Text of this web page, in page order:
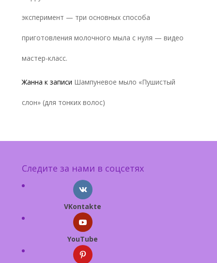
эксперимент — три основных способа
приготовления молочного мыла с нуля — видео
мастер-класс.
Жанна к записи Шампуневое мыло «Пушистый
слон» (для тонких волос)
Следите за нами в соцсетях
VKontakte
YouTube